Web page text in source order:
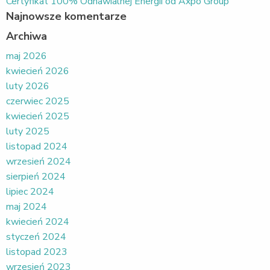
Najnowsze komentarze
Archiwa
maj 2026
kwiecień 2026
luty 2026
czerwiec 2025
kwiecień 2025
luty 2025
listopad 2024
wrzesień 2024
sierpień 2024
lipiec 2024
maj 2024
kwiecień 2024
styczeń 2024
listopad 2023
wrzesień 2023